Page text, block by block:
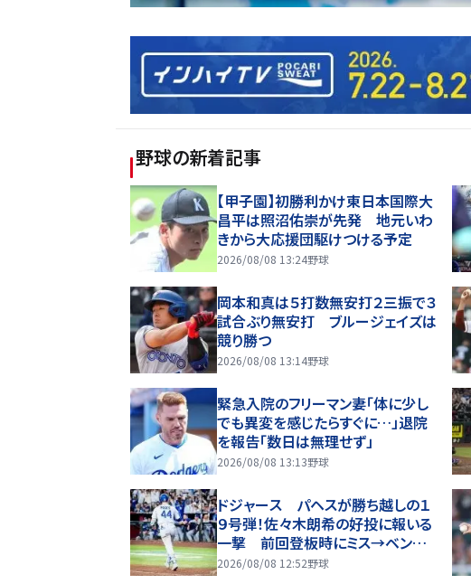
野球の新着記事
【甲子園】初勝利かけ東日本国際大
昌平は照沼佑崇が先発 地元いわ
きから大応援団駆けつける予定
2026/08/08 13:24野球
岡本和真は５打数無安打２三振で３
試合ぶり無安打 ブルージェイズは
競り勝つ
2026/08/08 13:14野球
緊急入院のフリーマン妻「体に少し
でも異変を感じたらすぐに…」退院
を報告「数日は無理せず」
2026/08/08 13:13野球
ドジャース パヘスが勝ち越しの１
９号弾！佐々木朗希の好投に報いる
一撃 前回登板時にミス→ベンチ
で謝罪 連敗ストップへ大きな１点
2026/08/08 12:52野球